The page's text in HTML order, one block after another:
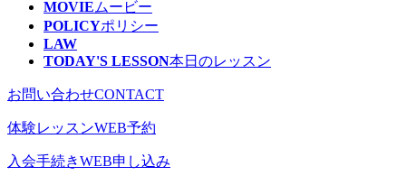
MOVIE ムービー
POLICYポリシー
LAW
TODAY'S LESSON本日のレッスン
お問い合わせCONTACT
体験レッスンWEB予約
入会手続きWEB申し込み